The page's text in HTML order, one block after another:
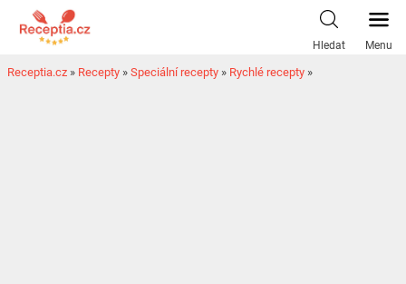
Hledat Menu
Receptia.cz » Recepty » Speciální recepty » Rychlé recepty »